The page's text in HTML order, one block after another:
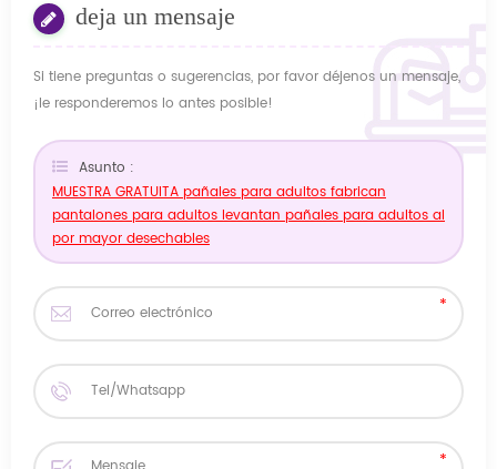
deja un mensaje
Si tiene preguntas o sugerencias, por favor déjenos un mensaje,
¡le responderemos lo antes posible!
Asunto :
MUESTRA GRATUITA pañales para adultos fabrican
pantalones para adultos levantan pañales para adultos al
por mayor desechables